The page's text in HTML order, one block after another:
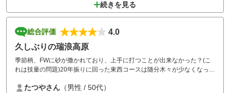
続きを見る
総合評価
4.0
久しぶりの瑞浪高原
季節柄、FWに砂が撒かれており、上手に打つことが出来なかった？(こ
れは技量の問題)20年振りに回った東西コースは随分木々が少なくなった
むバンカー、そして思い出があり、また、温かくなったら訪れてみたい
たつやさん （男性 / 50代）